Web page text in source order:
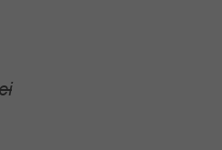
Prețul
Prețul